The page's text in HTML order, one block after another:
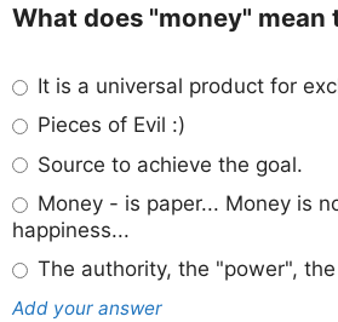
What does "money" mean
It is a universal product for
Pieces of Evil :)
Source to achieve the goal.
Money - is paper... Money is
happiness...
The authority, the "power",
Add your answer